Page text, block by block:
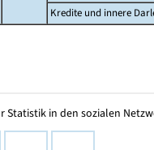
Kredite und innere
Statistik in den sozialen